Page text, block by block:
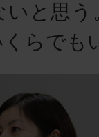
いと思
らでも